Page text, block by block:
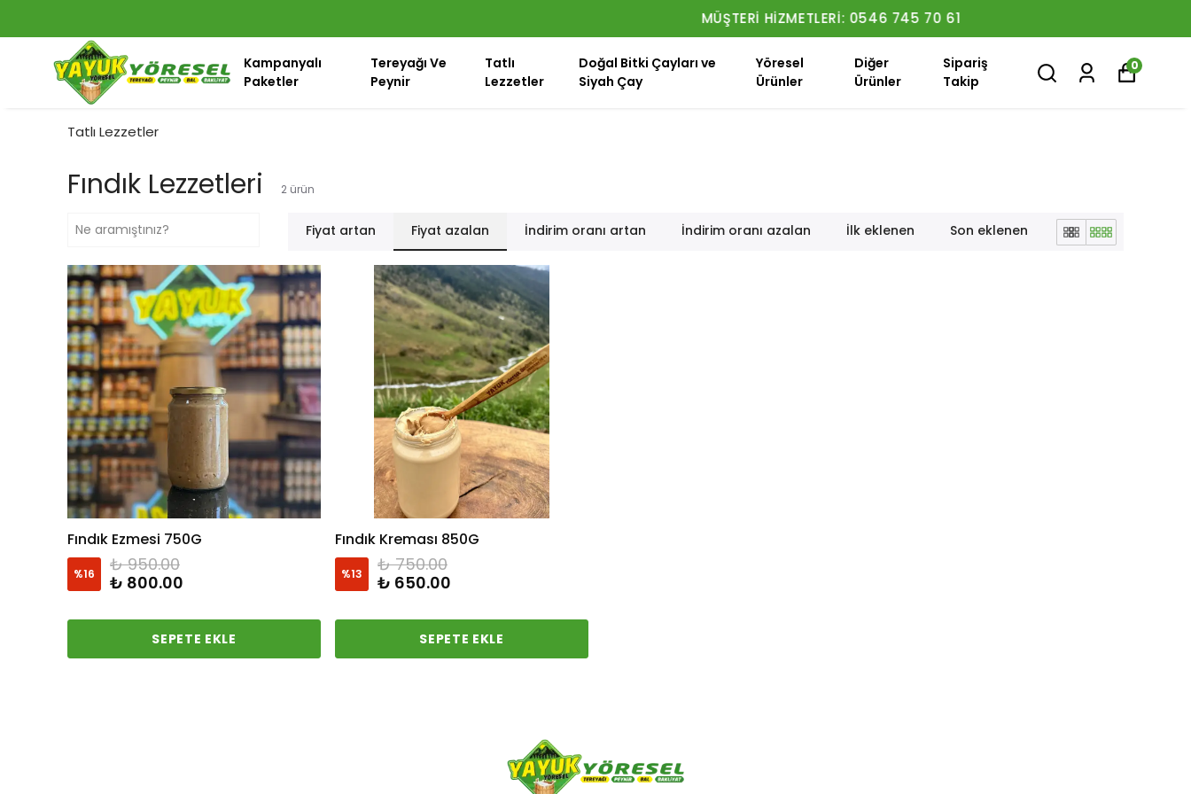
MÜŞTERI HIZMETLERI: 0546 745 70 61
Kampanyalı
Paketler
Tereyağı Ve
Peynir
Tatlı
Lezzetler
Doğal Bitki Çayları ve
Siyah Çay
Yöresel
Ürünler
Diğer
Ürünler
Sipariş
Takip
0
Tatlı Lezzetler
Fındık Lezzetleri 2 ürün
Fiyat artan Fiyat azalan İndirim oranı artan İndirim oranı azalan İlk eklenen Son eklenen
Fındık Ezmesi 750G
%16
₺ 950.00
₺ 800.00
SEPETE EKLE
Fındık Kreması 850G
%13
₺ 750.00
₺ 650.00
SEPETE EKLE